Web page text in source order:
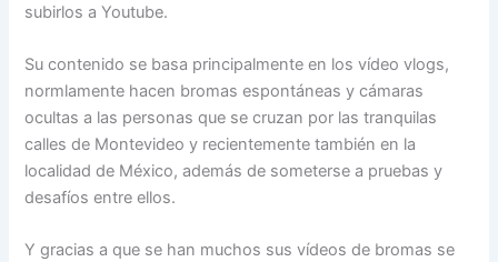
subirlos a Youtube.
Su contenido se basa principalmente en los vídeo vlogs,
normlamente hacen bromas espontáneas y cámaras
ocultas a las personas que se cruzan por las tranquilas
calles de Montevideo y recientemente también en la
localidad de México, además de someterse a pruebas y
desafíos entre ellos.
Y gracias a que se han muchos sus vídeos de bromas se